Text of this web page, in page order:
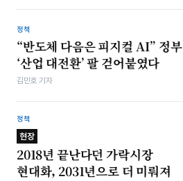
정책
“반도체 다음은 피지컬 AI” 정부
‘산업 대전환’ 팔 걷어붙였다
김민호 기자
정책
현장
2018년 끝난다던 가락시장
현대화, 2031년으로 더 미뤄져